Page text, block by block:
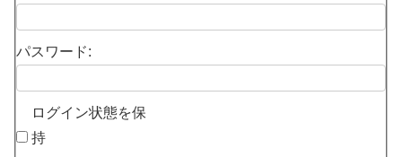
パスワード:
ログイン状態を保
持